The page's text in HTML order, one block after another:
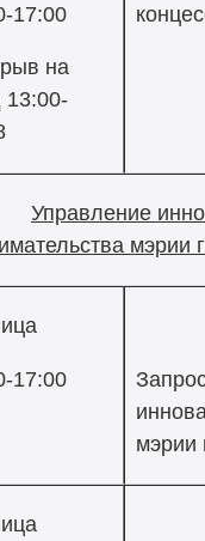
17:00
на
13:00-
Управление
мэрии
17:00
мэрии